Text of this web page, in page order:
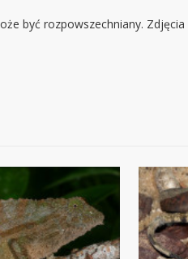
być rozpowszechniany.